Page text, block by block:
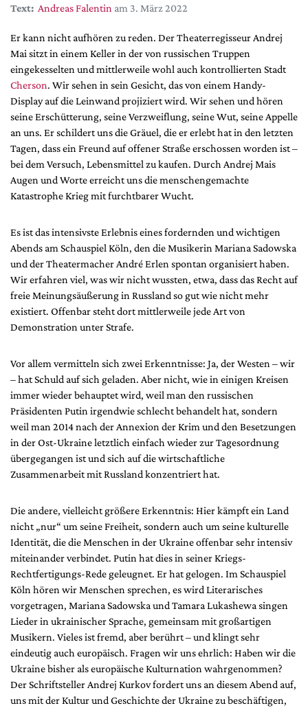
DdB-map
Kalender
Premierensuche
Festival-Planer
Hefte
Alle Hefte
Leseproben
Podcast
Service
Newsletter
Redaktion
Autor:innen
Partner
Mediadaten
Text: Andreas Falentin am 3. März 2022
Er kann nicht aufhören zu reden. Der Theaterregisseur Andrej
Mai sitzt in einem Keller in der von russischen Truppen
eingekesselten und mittlerweile wohl auch kontrollierten Stadt
Cherson. Wir sehen in sein Gesicht, das von einem Handy-
Display auf die Leinwand projiziert wird. Wir sehen und hören
seine Erschütterung, seine Verzweiflung, seine Wut, seine Appelle
an uns. Er schildert uns die Gräuel, die er erlebt hat in den letzten
Tagen, dass ein Freund auf offener Straße erschossen worden ist –
bei dem Versuch, Lebensmittel zu kaufen. Durch Andrej Mais
Augen und Worte erreicht uns die menschengemachte
Katastrophe Krieg mit furchtbarer Wucht.
Es ist das intensivste Erlebnis eines fordernden und wichtigen
Abends am Schauspiel Köln, den die Musikerin Mariana Sadowska
und der Theatermacher André Erlen spontan organisiert haben.
Wir erfahren viel, was wir nicht wussten, etwa, dass das Recht auf
freie Meinungsäußerung in Russland so gut wie nicht mehr
existiert. Offenbar steht dort mittlerweile jede Art von
Demonstration unter Strafe.
Vor allem vermitteln sich zwei Erkenntnisse: Ja, der Westen – wir
– hat Schuld auf sich geladen. Aber nicht, wie in einigen Kreisen
immer wieder behauptet wird, weil man den russischen
Präsidenten Putin irgendwie schlecht behandelt hat, sondern
weil man 2014 nach der Annexion der Krim und den Besetzungen
in der Ost-Ukraine letztlich einfach wieder zur Tagesordnung
übergegangen ist und sich auf die wirtschaftliche
Zusammenarbeit mit Russland konzentriert hat.
Die andere, vielleicht größere Erkenntnis: Hier kämpft ein Land
nicht „nur“ um seine Freiheit, sondern auch um seine kulturelle
Identität, die die Menschen in der Ukraine offenbar sehr intensiv
miteinander verbindet. Putin hat dies in seiner Kriegs-
Rechtfertigungs-Rede geleugnet. Er hat gelogen. Im Schauspiel
Köln hören wir Menschen sprechen, es wird Literarisches
vorgetragen, Mariana Sadowska und Tamara Lukashewa singen
Lieder in ukrainischer Sprache, gemeinsam mit großartigen
Musikern. Vieles ist fremd, aber berührt – und klingt sehr
eindeutig auch europäisch. Fragen wir uns ehrlich: Haben wir die
Ukraine bisher als europäische Kulturnation wahrgenommen?
Der Schriftsteller Andrej Kurkov fordert uns an diesem Abend auf,
uns mit der Kultur und Geschichte der Ukraine zu beschäftigen,